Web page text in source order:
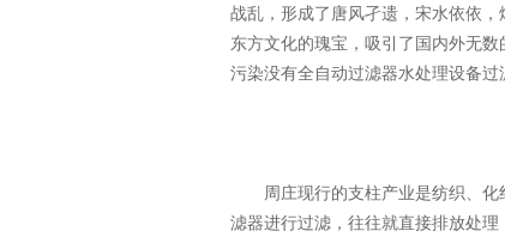
战乱，形成了唐风孑遗，宋水依依
东方文化的瑰宝，吸引了国内外无
污染没有全自动过滤器水处理设备过
周庄现行的支柱产业是纺织、化
滤器进行过滤，往往就直接排放处